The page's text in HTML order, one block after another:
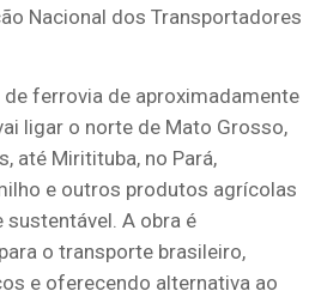
Nacional dos Transportadores
ferrovia de aproximadamente
ligar o norte de Mato Grosso,
até Miritituba, no Pará,
e outros produtos agrícolas
A obra é
o transporte brasileiro,
e oferecendo alternativa ao